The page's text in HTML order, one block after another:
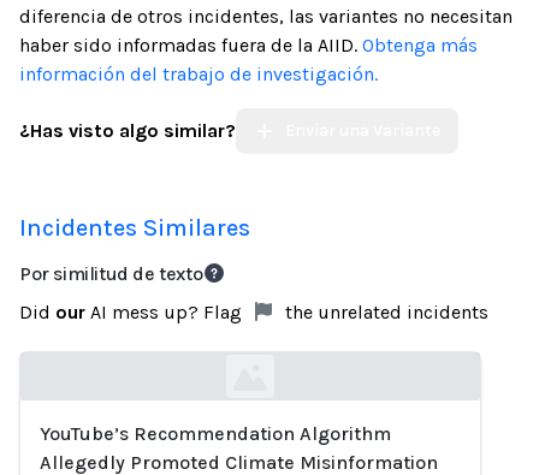
diferencia de otros incidentes, las variantes no necesitan
haber sido informadas fuera de la AIID. Obtenga más
información del trabajo de investigación.
¿Has visto algo similar?
Incidentes Similares
Por similitud de texto
Did our AI mess up? Flag the unrelated incidents
Loading...
YouTube’s Recommendation Algorithm
Allegedly Promoted Climate Misinformation